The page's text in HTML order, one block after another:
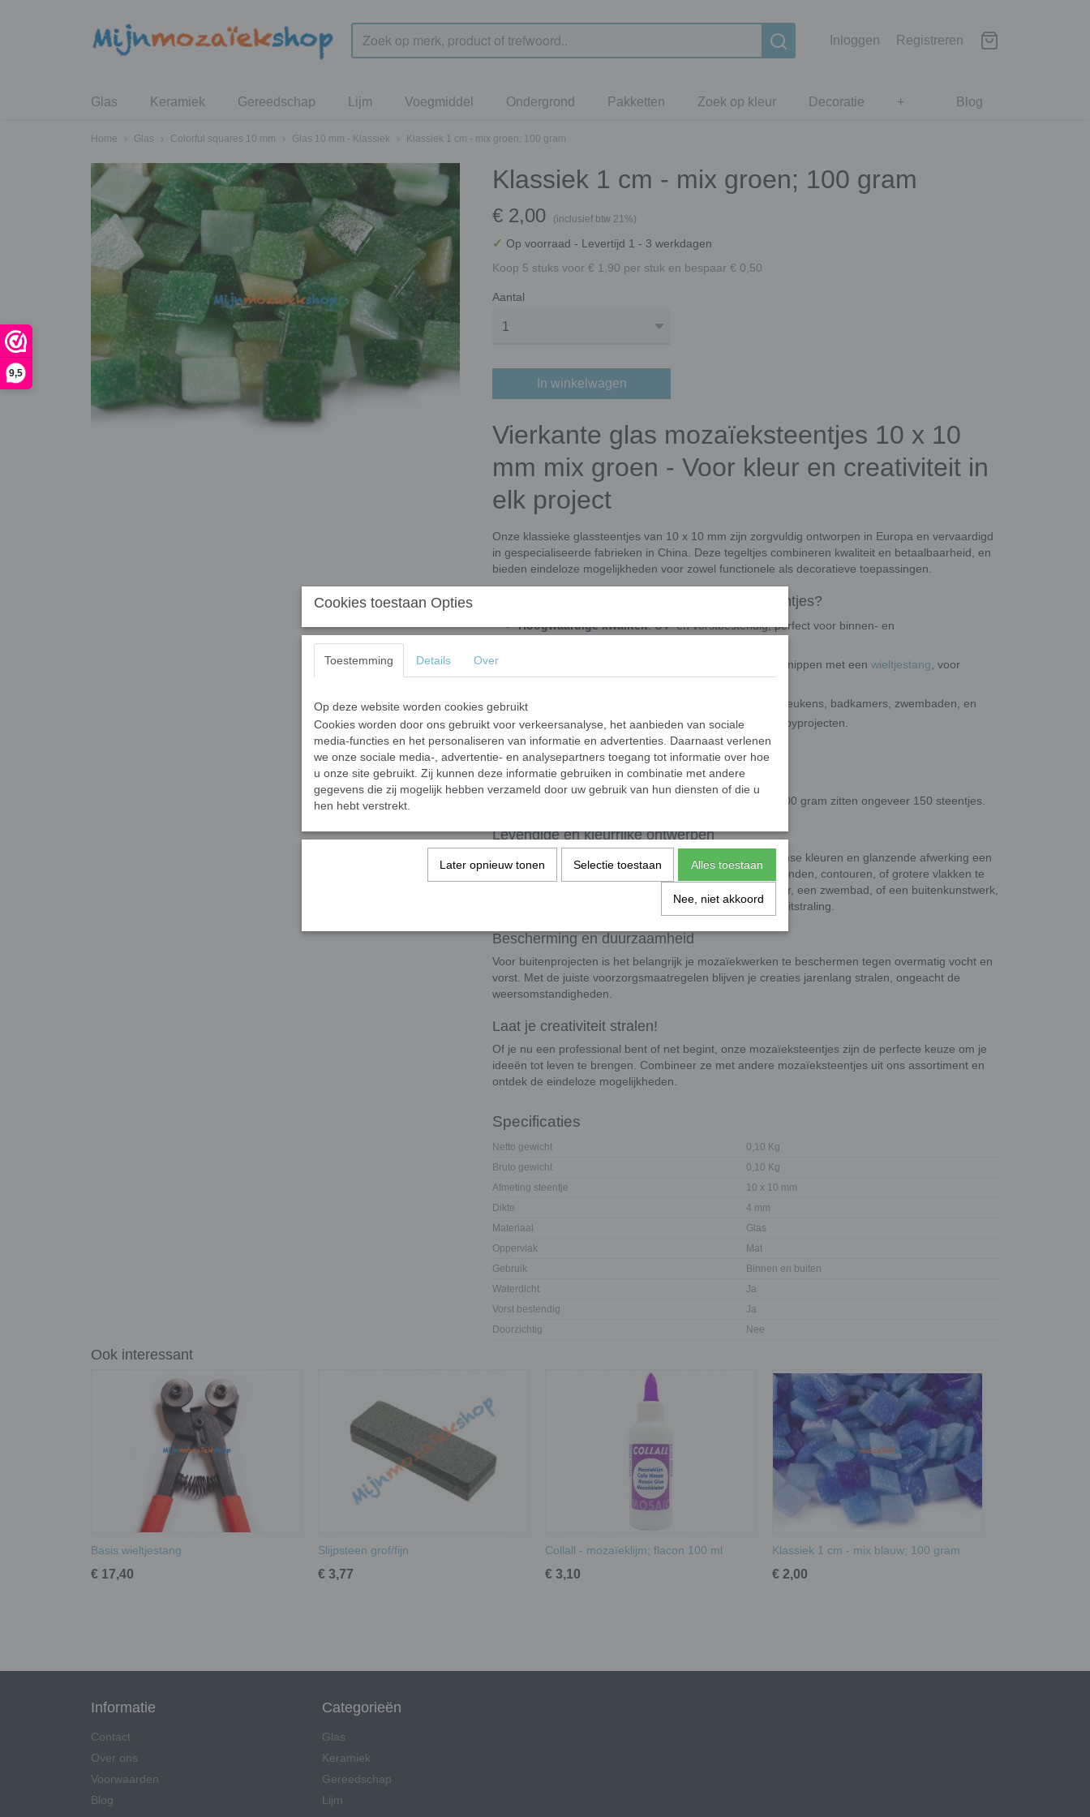
9,5
Inloggen Registreren
Blog
Glas Keramiek Gereedschap Lijm Voegmiddel Ondergrond Pakketten Zoek op kleur Decoratie +
Home › Glas › Colorful squares 10 mm › Glas 10 mm - Klassiek › Klassiek 1 cm - mix groen; 100 gram
Klassiek 1 cm - mix groen; 100 gram
€ 2,00 (inclusief btw 21%)
✓ Op voorraad - Levertijd 1 - 3 werkdagen
Koop 5 stuks voor € 1,90 per stuk en bespaar € 0,50
Aantal
In winkelwagen
Vierkante glas mozaïeksteentjes 10 x 10
mm mix groen - Voor kleur en creativiteit in
elk project
Onze klassieke glassteentjes van 10 x 10 mm zijn zorgvuldig ontworpen in Europa en vervaardigd
in gespecialiseerde fabrieken in China. Deze tegeltjes combineren kwaliteit en betaalbaarheid, en
bieden eindeloze mogelijkheden voor zowel functionele als decoratieve toepassingen.
Waarom kiezen voor onze klassieke glassteentjes?
Hoogwaardige kwaliteit: UV- en vorstbestendig, perfect voor binnen- en
: Eenvoudig op maat te knippen met een wieltjestang , voor
Veelzijdig gebruik
: Geschikt voor muren, vloeren, keukens, badkamers, zwembaden, en
meer. Ook ideaal voor architectuur en creatieve hobbyprojecten.
Afmetingen
Afmetingen: 10 x 10 mm groot en 4 mm dik.
: De steentjes worden los geleverd. In 100 gram zitten ongeveer 150 steentjes.
Levendige en kleurrijke ontwerpen
De klassieke glas mozaïeksteentjes voegen met hun intense kleuren en glanzende afwerking een
levendige uitstraling toe aan elk project. Gebruik ze om randen, contouren, of grotere vlakken te
accentueren. Of je nu een mozaïek maakt voor je interieur, een zwembad, of een buitenkunstwerk,
deze tegeltjes geven je creaties een unieke en elegante uitstraling.
Bescherming en duurzaamheid
Voor buitenprojecten is het belangrijk je mozaïekwerken te beschermen tegen overmatig vocht en
vorst. Met de juiste voorzorgsmaatregelen blijven je creaties jarenlang stralen, ongeacht de
weersomstandigheden.
Laat je creativiteit stralen!
Of je nu een professional bent of net begint, onze mozaïeksteentjes zijn de perfecte keuze om je
ideeën tot leven te brengen. Combineer ze met andere mozaïeksteentjes uit ons assortiment en
ontdek de eindeloze mogelijkheden.
Specificaties
Netto gewicht
0,10 Kg
Bruto gewicht
0,10 Kg
Afmeting steentje
10 x 10 mm
Dikte
4 mm
Materiaal
Glas
Oppervlak
Mat
Gebruik
Binnen en buiten
Waterdicht
Ja
Vorst bestendig
Ja
Doorzichtig
Nee
Ook interessant
Basis wieltjestang
€ 17,40
Slijpsteen grof/fijn
€ 3,77
Collall - mozaïeklijm; flacon 100 ml
€ 3,10
Klassiek 1 cm - mix blauw; 100 gram
€ 2,00
Informatie
Contact
Over ons
Voorwaarden
Blog
Categorieën
Glas
Keramiek
Gereedschap
Lijm
Cookies toestaan Opties
Toestemming Details Over
Op deze website worden cookies gebruikt
Cookies worden door ons gebruikt voor verkeersanalyse, het aanbieden van sociale
media-functies en het personaliseren van informatie en advertenties. Daarnaast verlenen
we onze sociale media-, advertentie- en analysepartners toegang tot informatie over hoe
u onze site gebruikt. Zij kunnen deze informatie gebruiken in combinatie met andere
gegevens die zij mogelijk hebben verzameld door uw gebruik van hun diensten of die u
hen hebt verstrekt.
Later opnieuw tonen Selectie toestaan Alles toestaan
Nee, niet akkoord